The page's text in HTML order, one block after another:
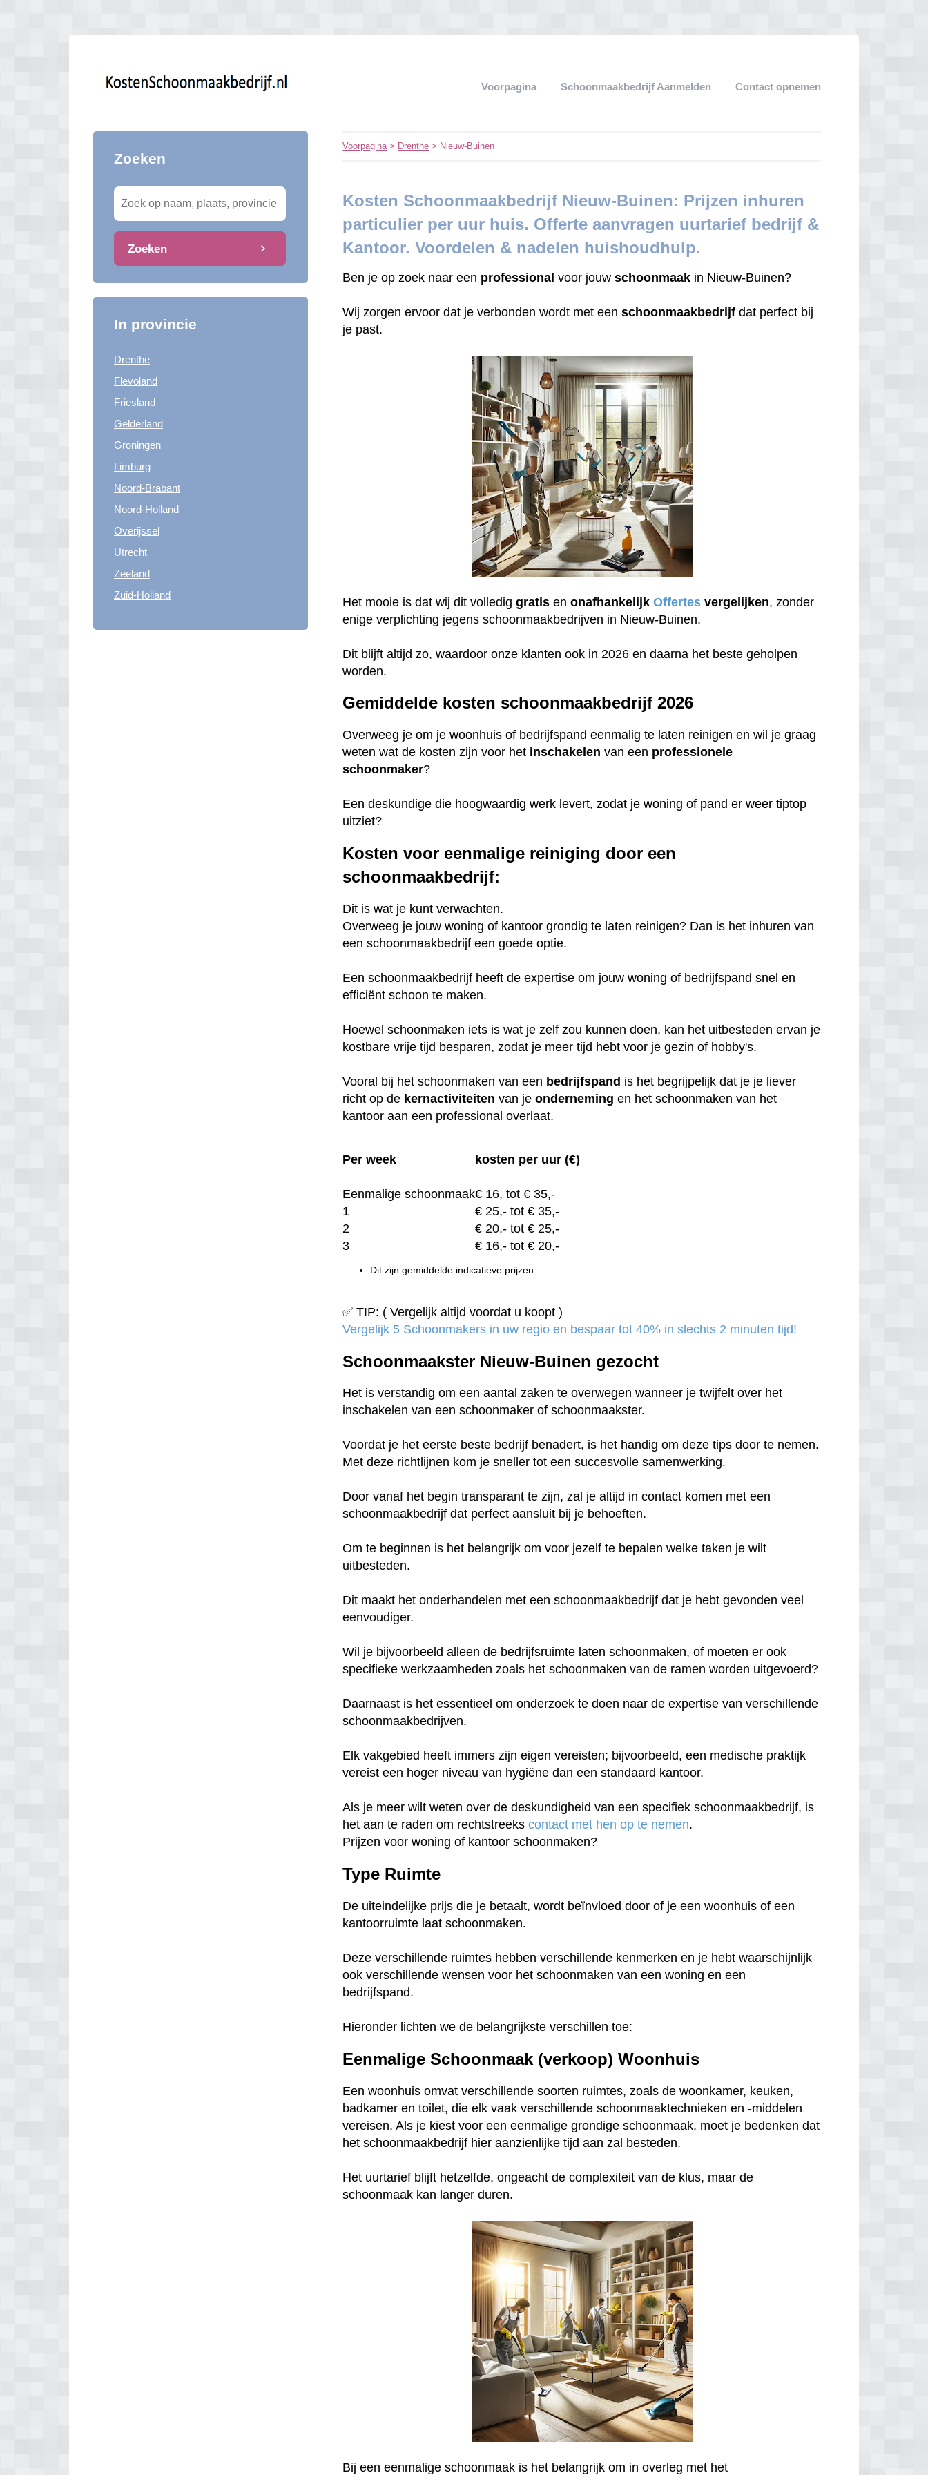
Voorpagina Schoonmaakbedrijf Aanmelden Contact opnemen
Zoeken
Zoeken
In provincie
Drenthe
Flevoland
Friesland
Gelderland
Groningen
Limburg
Noord-Brabant
Noord-Holland
Overijssel
Utrecht
Zeeland
Zuid-Holland
Voorpagina> Drenthe > Nieuw-Buinen
Kosten Schoonmaakbedrijf Nieuw-Buinen: Prijzen inhuren
particulier per uur huis. Offerte aanvragen uurtarief bedrijf &
Kantoor. Voordelen & nadelen huishoudhulp.
Ben je op zoek naar een professional voor jouwschoonmaak in Nieuw-Buinen?
Wij zorgen ervoor dat je verbonden wordt met eenschoonmaakbedrijf dat perfect bij
je past.
Het mooie is dat wij dit vollediggratis enonafhankelijkOffertes vergelijken, zonder
enige verplichting jegens schoonmaakbedrijven in Nieuw-Buinen.
Dit blijft altijd zo, waardoor onze klanten ook in 2026 en daarna het beste geholpen
worden.
Gemiddelde kosten schoonmaakbedrijf 2026
Overweeg je om je woonhuis of bedrijfspand eenmalig te laten reinigen en wil je graag
weten wat de kosten zijn voor het inschakelen van een professionele
schoonmaker?
Een deskundige die hoogwaardig werk levert, zodat je woning of pand er weer tiptop
uitziet?
Kosten voor eenmalige reiniging door een
schoonmaakbedrijf:
Dit is wat je kunt verwachten.
Overweeg je jouw woning of kantoor grondig te laten reinigen? Dan is het inhuren van
een schoonmaakbedrijf een goede optie.
Een schoonmaakbedrijf heeft de expertise om jouw woning of bedrijfspand snel en
efficiënt schoon te maken.
Hoewel schoonmaken iets is wat je zelf zou kunnen doen, kan het uitbesteden ervan je
kostbare vrije tijd besparen, zodat je meer tijd hebt voor je gezin of hobby's.
Vooral bij het schoonmaken van een bedrijfspand is het begrijpelijk dat je je liever
richt op de kernactiviteiten van jeonderneming en het schoonmaken van het
kantoor aan een professional overlaat.
Per week kosten per uur (€)
Eenmalige schoonmaak€ 16, tot € 35,-
1
€ 25,- tot € 35,-
2
€ 20,- tot € 25,-
3
€ 16,- tot € 20,-
Dit zijn gemiddelde indicatieve prijzen
✅ TIP: ( Vergelijk altijd voordat u koopt )
Vergelijk 5 Schoonmakers in uw regio en bespaar tot 40% in slechts 2 minuten tijd!
Schoonmaakster Nieuw-Buinen gezocht
Het is verstandig om een aantal zaken te overwegen wanneer je twijfelt over het
inschakelen van een schoonmaker of schoonmaakster.
Voordat je het eerste beste bedrijf benadert, is het handig om deze tips door te nemen.
Met deze richtlijnen kom je sneller tot een succesvolle samenwerking.
Door vanaf het begin transparant te zijn, zal je altijd in contact komen met een
schoonmaakbedrijf dat perfect aansluit bij je behoeften.
Om te beginnen is het belangrijk om voor jezelf te bepalen welke taken je wilt
uitbesteden.
Dit maakt het onderhandelen met een schoonmaakbedrijf dat je hebt gevonden veel
eenvoudiger.
Wil je bijvoorbeeld alleen de bedrijfsruimte laten schoonmaken, of moeten er ook
specifieke werkzaamheden zoals het schoonmaken van de ramen worden uitgevoerd?
Daarnaast is het essentieel om onderzoek te doen naar de expertise van verschillende
schoonmaakbedrijven.
Elk vakgebied heeft immers zijn eigen vereisten; bijvoorbeeld, een medische praktijk
vereist een hoger niveau van hygiëne dan een standaard kantoor.
Als je meer wilt weten over de deskundigheid van een specifiek schoonmaakbedrijf, is
het aan te raden om rechtstreekscontact met hen op te nemen.
Prijzen voor woning of kantoor schoonmaken?
Type Ruimte
De uiteindelijke prijs die je betaalt, wordt beïnvloed door of je een woonhuis of een
kantoorruimte laat schoonmaken.
Deze verschillende ruimtes hebben verschillende kenmerken en je hebt waarschijnlijk
ook verschillende wensen voor het schoonmaken van een woning en een
bedrijfspand.
Hieronder lichten we de belangrijkste verschillen toe:
Eenmalige Schoonmaak (verkoop) Woonhuis
Een woonhuis omvat verschillende soorten ruimtes, zoals de woonkamer, keuken,
badkamer en toilet, die elk vaak verschillende schoonmaaktechnieken en -middelen
vereisen. Als je kiest voor een eenmalige grondige schoonmaak, moet je bedenken dat
het schoonmaakbedrijf hier aanzienlijke tijd aan zal besteden.
Het uurtarief blijft hetzelfde, ongeacht de complexiteit van de klus, maar de
schoonmaak kan langer duren.
Bij een eenmalige schoonmaak is het belangrijk om in overleg met het